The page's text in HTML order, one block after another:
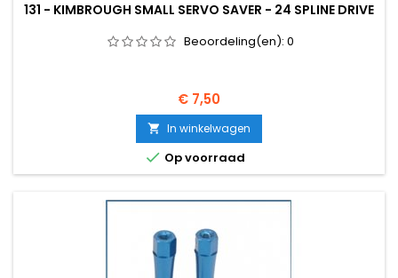
131 - KIMBROUGH SMALL SERVO SAVER - 24 SPLINE DRIVE
Beoordeling(en): 0
Prijs
€ 7,50
 In winkelwagen
 Op voorraad